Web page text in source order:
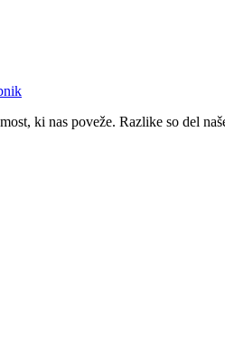
ki nas poveže. Razlike so del